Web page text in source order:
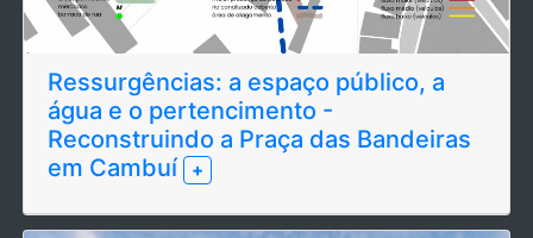
Ressurgências: a espaço público, a
água e o pertencimento -
Reconstruindo a Praça das Bandeiras
em Cambuí
+